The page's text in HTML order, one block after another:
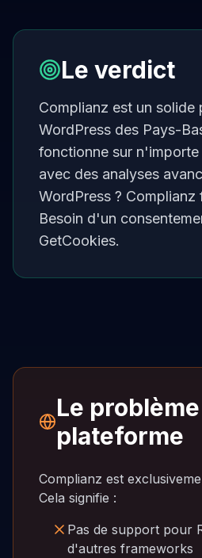
Le verdict
Complianz est un solide
WordPress des Pays-
fonctionne sur
avec des analyses
WordPress ? Complianz
Besoin d'un
GetCookies.
Le
plateforme
Complianz est
Cela signifie :
Pas de support pour
d'autres frameworks